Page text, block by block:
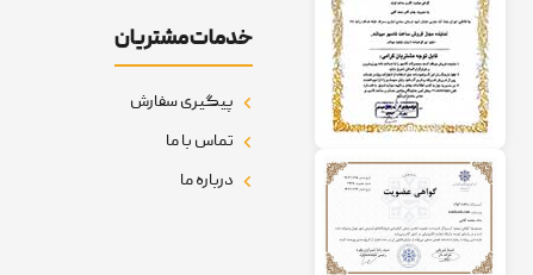
خدمات مشتریان
پیگیری سفارش
تماس با ما
درباره ما